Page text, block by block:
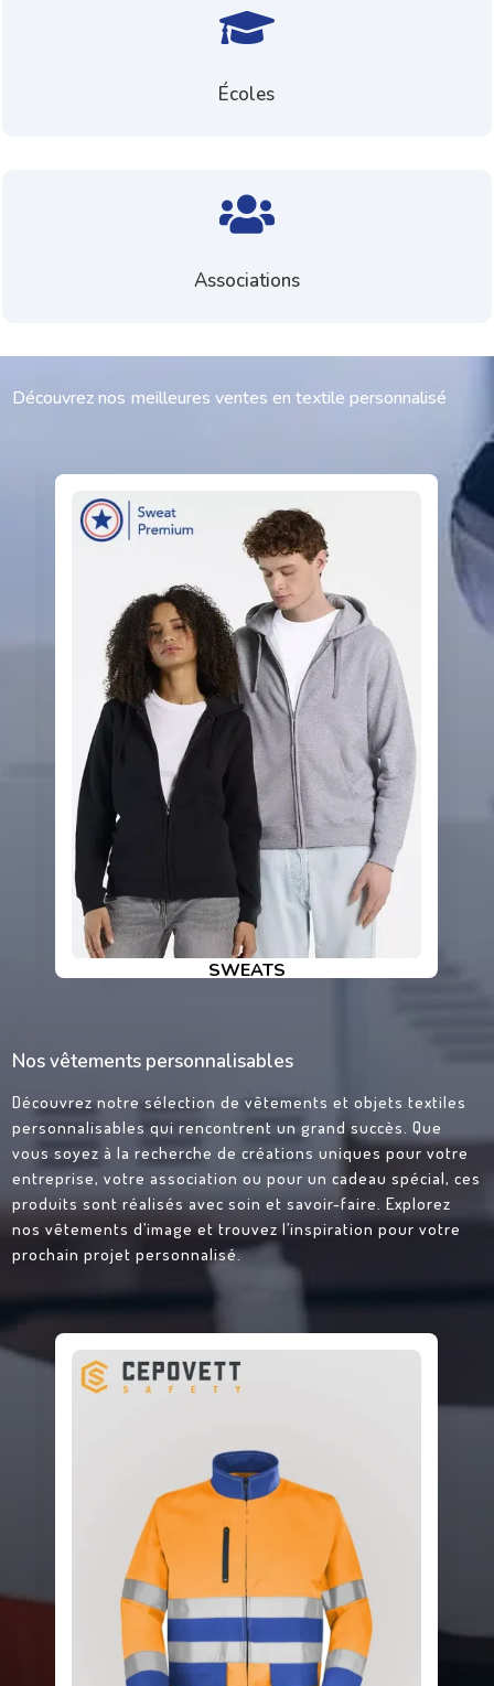

Écoles

Associations
Découvrez nos meilleures ventes en textile personnalisé
T-SHIRTS
Nos vêtements personnalisables
Découvrez notre sélection de vêtements et objets textiles
personnalisables qui rencontrent un grand succès. Que
vous soyez à la recherche de créations uniques pour votre
entreprise, votre association ou pour un cadeau spécial, ces
produits sont réalisés avec soin et savoir-faire. Explorez
nos vêtements d’image et trouvez l’inspiration pour votre
prochain projet personnalisé.